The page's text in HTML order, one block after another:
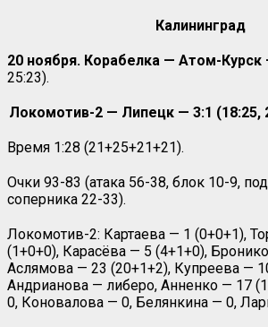
Калининград
20 ноября. Корабелка — Атом-Курск
25:23).
Локомотив-2 — Липецк — 3:1 (18:25,
Время 1:28 (21+25+21+21).
Очки 93-83 (атака 56-38, блок 10-9,
соперника 22-33).
Локомотив-2: Картаева — 1 (0+0+1),
(1+0+0), Карасёва — 5 (4+1+0),
Аслямова — 23 (20+1+2), Купреева —
Андрианова — либеро, Анненко — 17
0, Коновалова — 0, Белянкина — 0,